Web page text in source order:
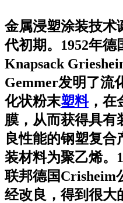
金属浸塑涂装技术
代初期。1952年德
Knapsack
Gemmer发明了流
化状粉末塑料，在
膜，从而获得具有
良性能的钢塑复
装材料为聚乙烯。
联邦德国Crisheim
经改良，得到很大